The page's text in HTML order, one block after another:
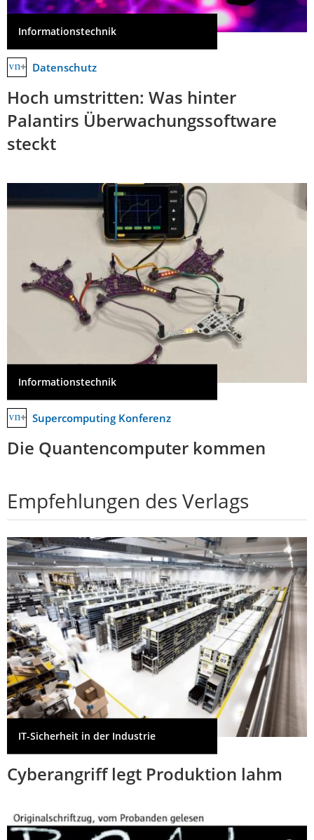
Informationstechnik
Datenschutz
Hoch umstritten: Was hinter
Palantirs Überwachungssoftware
steckt
Informationstechnik
Supercomputing Konferenz
Die Quantencomputer kommen
Empfehlungen des Verlags
IT-Sicherheit in der Industrie
Cyberangriff legt Produktion lahm